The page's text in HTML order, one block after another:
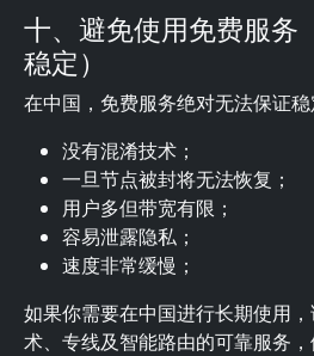
十、避免使用免费服务
稳定）
在中国，免费服务绝对无法保证稳
没有混淆技术；
一旦节点被封将无法恢复；
用户多但带宽有限；
容易泄露隐私；
速度非常缓慢；
如果你需要在中国进行长期使用
术、专线及智能路由的可靠服务